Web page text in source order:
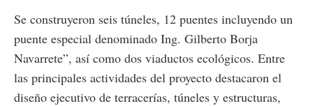
Se construyeron seis túneles, 12 puentes incluyendo un
puente especial denominado Ing. Gilberto Borja
Navarrete”, así como dos viaductos ecológicos. Entre
las principales actividades del proyecto destacaron el
diseño ejecutivo de terracerías, túneles y estructuras,